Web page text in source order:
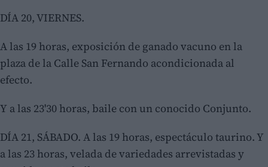
DÍA 20, VIERNES.
A las 19 horas, exposición de ganado vacuno en la
plaza de la Calle San Fernando acondicionada al
efecto.
Y a las 23'30 horas, baile con un conocido Conjunto.
DÍA 21, SÁBADO. A las 19 horas, espectáculo taurino. Y
a las 23 horas, velada de variedades arrevistadas y